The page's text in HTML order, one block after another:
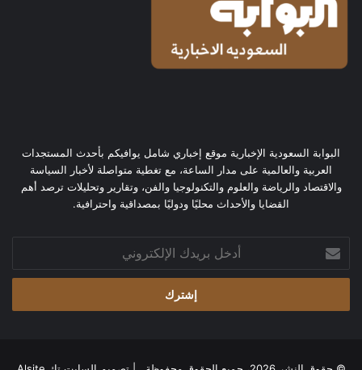
البوابة السعودية الإخبارية موقع إخباري شامل يوافيكم بأحدث المستجدات
العربية والعالمية على مدار الساعة، مع تغطية متواصلة لأخبار السياسة
والاقتصاد والرياضة والعلوم والتكنولوجيا والفن، وتقارير وتحليلات ترصد أهم
القضايا والأحداث محليًا ودوليًا بمصداقية واحترافية.
بريدك
الإلكتروني